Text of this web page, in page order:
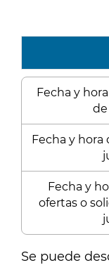
Fecha y
de
Fecha y hora
Fecha y
ofertas o
Se puede